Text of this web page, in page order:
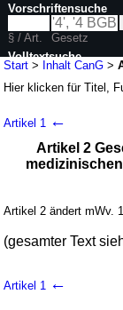
Start > Inhalt CanG >
Hier klicken fürTitel,
Artikel 15
18 Änderungen |
Artikel 1 ←
Artikel 2
Artikel 2 ändert mWv.
(gesamter Text
Artikel 1 ←
Vorschriftensuche
§ / Art.
Gesetz
Volltextsuche
nur in CanG